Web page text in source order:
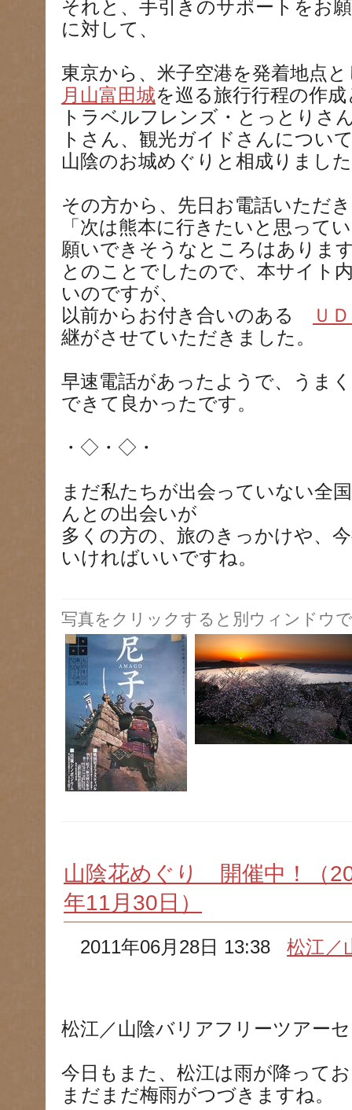
それと、手引きのサポートをお
に対して、
東京から、米子空港を発着地点
月山富田城を巡る旅行行程の作成
トラベルフレンズ・とっとりさ
トさん、観光ガイドさんについ
山陰のお城めぐりと相成りまし
その方から、先日お電話いただ
「次は熊本に行きたいと思って
願いできそうなところはありま
とのことでしたので、本サイト
いのですが、
以前からお付き合いのある
Ｕ
継がさせていただきました。
早速電話があったようで、うま
できて良かったです。
・◇・◇・
まだ私たちが出会っていない全
んとの出会いが
多くの方の、旅のきっかけや、
いければいいですね。
写真をクリックすると別ウィンドウ
山陰花めぐり 開催中！（
年11月30日）
2011年06月28日 13:38松江／
松江／山陰バリアフリーツアー
今日もまた、松江は雨が降って
まだまだ梅雨がつづきますね。